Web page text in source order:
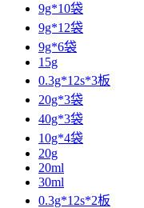
9g*10袋
9g*12袋
9g*6袋
15g
0.3g*12s*3板
20g*3袋
40g*3袋
10g*4袋
20g
20ml
30ml
0.3g*12s*2板